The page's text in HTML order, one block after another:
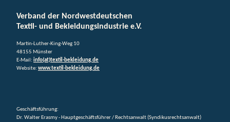
Verband der Nordwestdeutschen
Textil- und Bekleidungsindustrie e.V.
Martin-Luther-King-Weg 10
48155 Münster
E-Mail: info(at)textil-bekleidung.de
Website: www.textil-bekleidung.de
Geschäftsführung:
Dr. Walter Erasmy - Hauptgeschäftsführer / Rechtsanwalt (Syndikusrechtsanwalt)